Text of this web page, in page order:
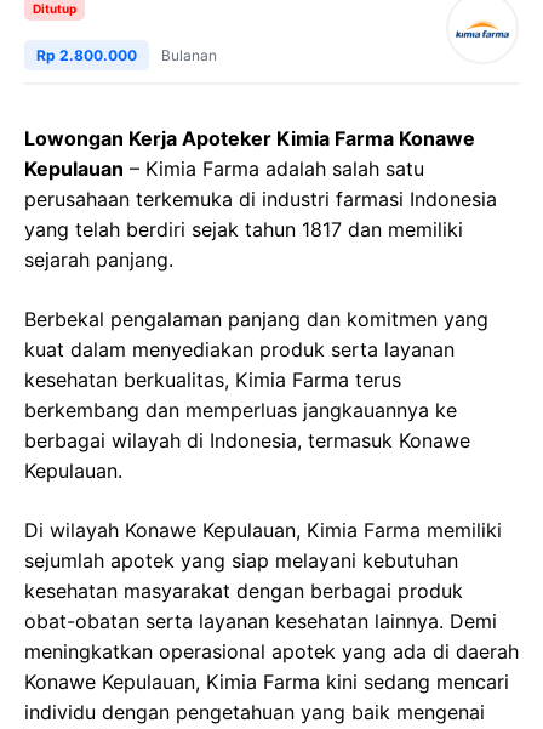
Ditutup
Rp 2.800.000 Bulanan
Lowongan Kerja Apoteker Kimia Farma Konawe
Kepulauan – Kimia Farma adalah salah satu
perusahaan terkemuka di industri farmasi Indonesia
yang telah berdiri sejak tahun 1817 dan memiliki
sejarah panjang.
Berbekal pengalaman panjang dan komitmen yang
kuat dalam menyediakan produk serta layanan
kesehatan berkualitas, Kimia Farma terus
berkembang dan memperluas jangkauannya ke
berbagai wilayah di Indonesia, termasuk Konawe
Kepulauan.
Di wilayah Konawe Kepulauan, Kimia Farma memiliki
sejumlah apotek yang siap melayani kebutuhan
kesehatan masyarakat dengan berbagai produk
obat-obatan serta layanan kesehatan lainnya. Demi
meningkatkan operasional apotek yang ada di daerah
Konawe Kepulauan, Kimia Farma kini sedang mencari
individu dengan pengetahuan yang baik mengenai